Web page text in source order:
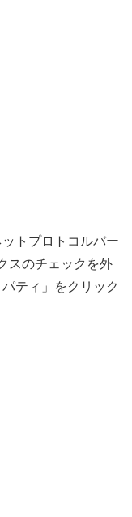
トプロトコルバー
スのチェックを外
ティ」をクリック